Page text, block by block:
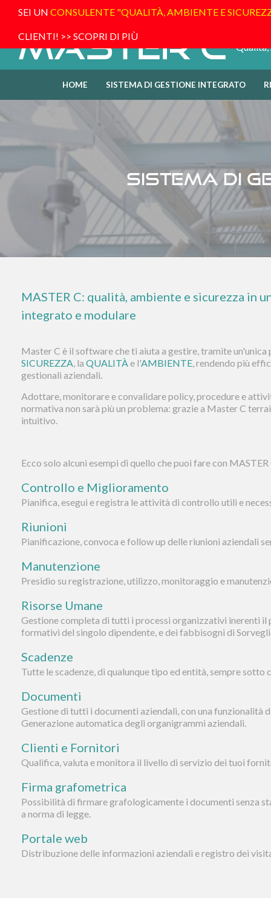
SEI UN CONSULENTE "QUALITÀ, AMBIENTE E
CLIENTI! >> SCOPRI DI PIÙ
Master C Qualità,
HOME SISTEMA DI GESTIONE INTEGRATO
Sistema di
MASTER C: qualità, ambiente e sicurezza in
integrato e modulare
Master C è il software che ti aiuta a gestire, tramite
SICUREZZA, la QUALITÀe l'AMBIENTE, rendendo più
gestionali aziendali.
Adottare, monitorare e convalidare policy, procedure e
normativa non sarà più un problema: grazie a Master C
intuitivo.
Ecco solo alcuni esempi di quello che puoi fare con MASTER
Controllo e Miglioramento
Pianifica, esegui e registra le attività di controllo utili e
Riunioni
Pianificazione, convoca e follow up delle riunioni aziendali
Manutenzione
Presidio su registrazione, utilizzo, monitoraggio e
Risorse Umane
Gestione completa di tutti i processi organizzativi inerenti il
formativi del singolo dipendente, e dei fabbisogni di
Scadenze
Tutte le scadenze, di qualunque tipo ed entità, sempre sotto
Documenti
Gestione di tutti i documenti aziendali, con una funzionalità
Generazione automatica degli organigrammi aziendali.
Clienti e Fornitori
Qualifica, valuta e monitora il livello di servizio dei tuoi
Firma grafometrica
Possibilità di firmare grafologicamente i documenti senza
a norma di legge.
Portale web
Distribuzione delle informazioni aziendali e registro dei